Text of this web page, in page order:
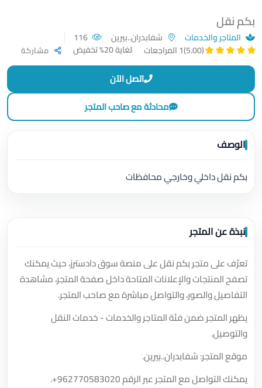
بكم نقل
المتاجر والخدمات شفابدران..بيرين
(5.00)
1 المراجعات لغاية 20% تخفيض مشاركة
اتصل الآن
محادثة مع صاحب المتجر
الوصف
بكم نقل داخلي وخارجي محافظات
نبذة عن المتجر
تعرّف على متجر بكم نقل على منصة سوق دادسترز، حيث يمكنك
تصفح المنتجات والإعلانات المتاحة داخل صفحة المتجر، مشاهدة
التفاصيل والصور، والتواصل مباشرة مع صاحب المتجر.
يظهر المتجر ضمن فئة المتاجر والخدمات - خدمات النقل
والتوصيل.
موقع المتجر: شفابدران..بيرين.
يمكنك التواصل مع المتجر عبر الرقم+962770583020
.